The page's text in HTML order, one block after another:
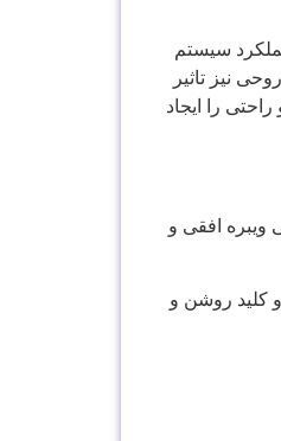
سیستم
نیز تاثیر
را ایجاد
ویبره افقی و
و کلید روشن و